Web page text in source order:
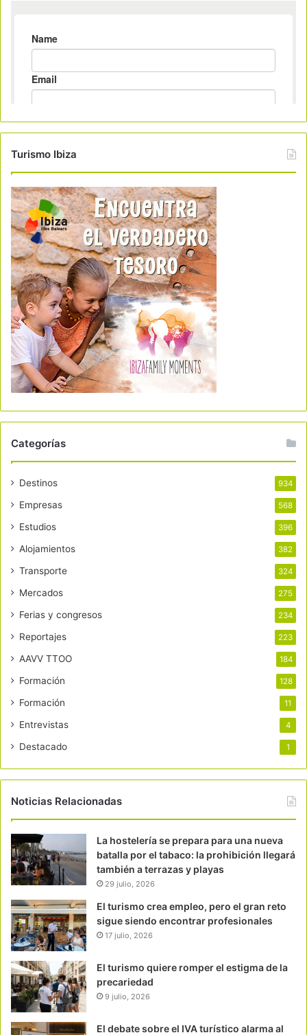
Turismo Ibiza
Categorías
Destinos 934
Empresas 568
Estudios 396
Alojamientos 382
Transporte 324
Mercados 275
Ferias y congresos 234
Reportajes 223
AAVV TTOO 184
Formación 128
Formación 11
Entrevistas 4
Destacado 1
Noticias Relacionadas
La hostelería se prepara para una nueva
batalla por el tabaco: la prohibición llegará
también a terrazas y playas
29 julio, 2026
El turismo crea empleo, pero el gran reto
sigue siendo encontrar profesionales
17 julio, 2026
El turismo quiere romper el estigma de la
precariedad
9 julio, 2026
El debate sobre el IVA turístico alarma al